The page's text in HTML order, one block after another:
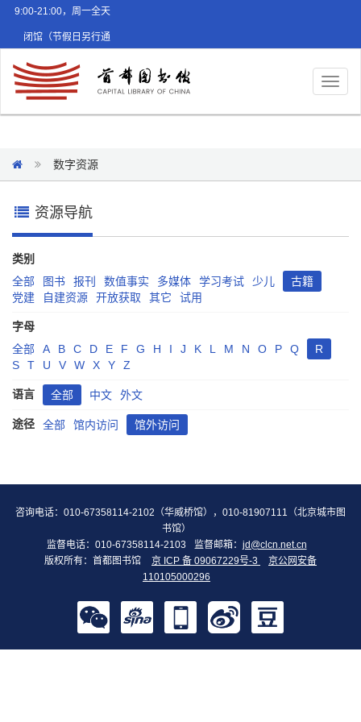
9:00-21:00，周一全天
闭馆（节假日另行通
数字资源
资源导航
类别
全部
图书 报刊 数值事实 多媒体 学习考试 少儿
古籍
党建
自建资源 开放获取 其它 试用
字母
全部
A B C D E F G H I J K L M N O P Q
R
S
T U V W X Y Z
语言 全部 中文 外文
途径 全部 馆内访问 馆外访问
咨询电话：010-67358114-2102（华威桥馆），010-81907111（北京城市图
书馆）
监督电话：010-67358114-2103
监督邮箱： jd@clcn.net.cn
版权所有：首都图书馆
京 ICP 备 09067229号-3
京公网安备
110105000296